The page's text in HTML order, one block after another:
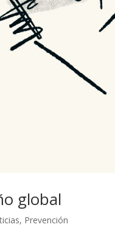
global
, Prevención